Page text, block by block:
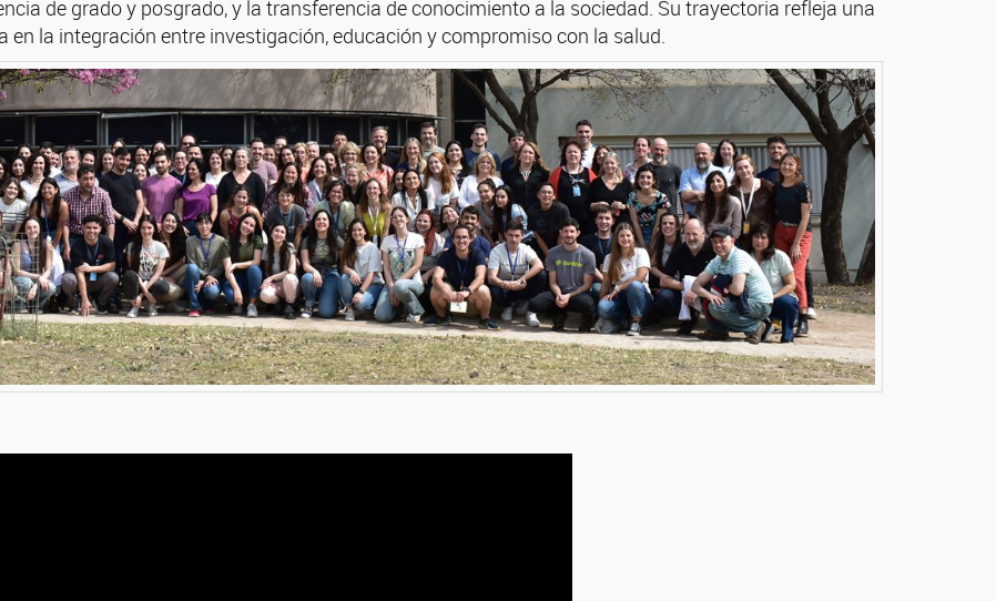
de grado y posgrado, y la transferencia de conocimiento a la sociedad. Su trayectoria refleja una
la integración entre investigación, educación y compromiso con la salud.